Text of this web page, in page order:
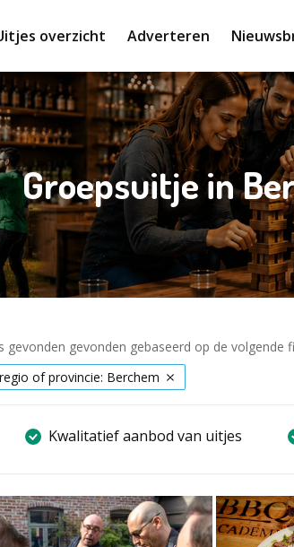
overzicht Adverteren
Groepsuitje in
gevonden gevonden gebaseerd op de volgende
of provincie: Berchem
Kwalitatief aanbod van uitjes